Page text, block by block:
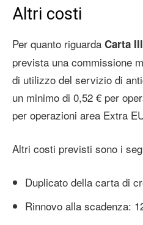
Altri costi
Per quanto riguarda Carta
prevista una commissione
di utilizzo del servizio di
un minimo di 0,52 € per
per operazioni area Extra
Altri costi previsti sono i
Duplicato della carta di
Rinnovo alla scadenza: